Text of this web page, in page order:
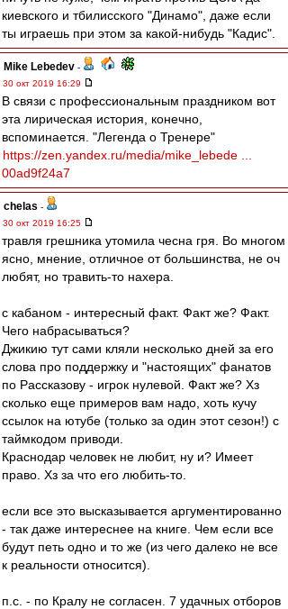
киевского и тбилисского "Динамо", даже если
ты играешь при этом за какой-нибудь "Кадис".
Mike Lebedev -
30 окт 2019 16:29
В связи с профессиональным праздником вот
эта лирическая история, конечно,
вспоминается. "Легенда о Тренере"
https://zen.yandex.ru/media/mike_lebede ...
00ad9f24a7
chelas -
30 окт 2019 16:25
травля грешника утомила чесна гря. Во многом
ясно, мнение, отличное от большинства, не оч
любят, но травить-то нахера.
с кабаном - интересный факт. Факт же? Факт.
Чего набрасываться?
Джикию тут сами кляли несколько дней за его
слова про поддержку и "настоящих" фанатов
по Рассказову - игрок нулевой. Факт же? Хз
сколько еще примеров вам надо, хоть кучу
ссылок на ютубе (только за один этот сезон!) с
таймкодом приводи.
Краснодар человек не любит, ну и? Имеет
право. Хз за что его любить-то.
если все это высказывается аргументированно
- так даже интереснее на книге. Чем если все
будут петь одно и то же (из чего далеко не все
к реальности относится).
п.с. - по Кралу не согласен. 7 удачных отборов